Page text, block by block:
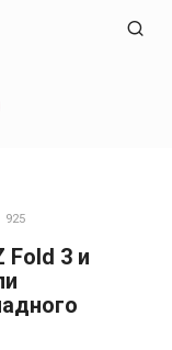
925
Fold 3 и